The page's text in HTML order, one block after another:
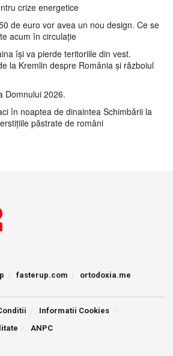
crize energetice
de euro vor avea un nou design. Ce se
acum în circulație
își va pierde teritoriile din vest.
la Kremlin despre România și războiul
Domnului 2026.
în noaptea de dinaintea Schimbării la
păstrate de români
fasterup.com ortodoxia.me
Informatii Cookies
ANPC